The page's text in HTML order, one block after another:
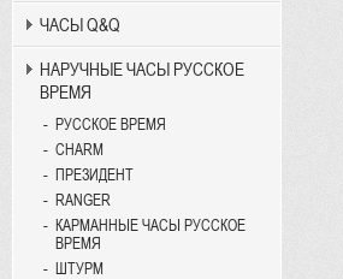
ЧАСЫ Q&Q
НАРУЧНЫЕ ЧАСЫ РУССКОЕ
ВРЕМЯ
РУССКОЕ ВРЕМЯ
CHARM
ПРЕЗИДЕНТ
RANGER
КАРМАННЫЕ ЧАСЫ РУССКОЕ
ВРЕМЯ
ШТУРМ